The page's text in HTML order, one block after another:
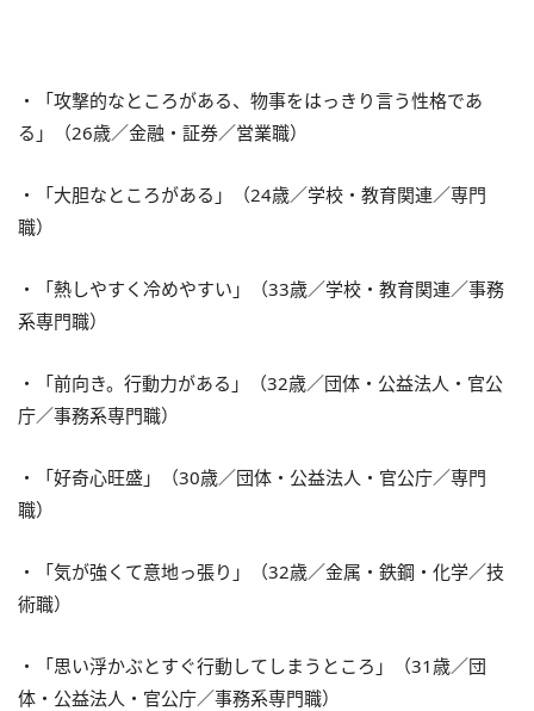
・「攻撃的なところがある、物事をはっきり言う性格であ
る」（26歳／金融・証券／営業職）
・「大胆なところがある」（24歳／学校・教育関連／専門
職）
・「熱しやすく冷めやすい」（33歳／学校・教育関連／事務
系専門職）
・「前向き。行動力がある」（32歳／団体・公益法人・官公
庁／事務系専門職）
・「好奇心旺盛」（30歳／団体・公益法人・官公庁／専門
職）
・「気が強くて意地っ張り」（32歳／金属・鉄鋼・化学／技
術職）
・「思い浮かぶとすぐ行動してしまうところ」（31歳／団
体・公益法人・官公庁／事務系専門職）